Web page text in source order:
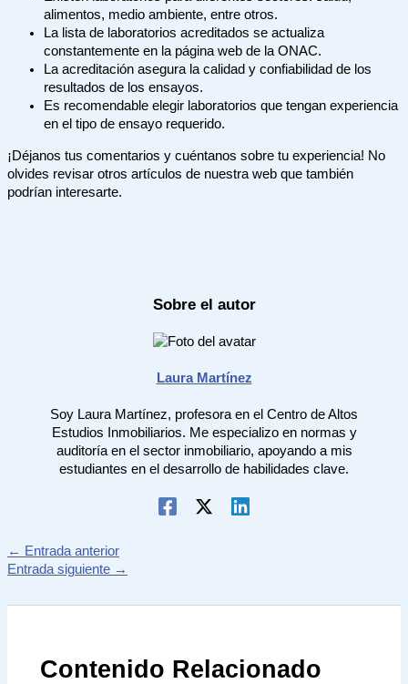
alimentos, medio ambiente, entre otros.
La lista de laboratorios acreditados se actualiza
constantemente en la página web de la ONAC.
La acreditación asegura la calidad y confiabilidad de los
resultados de los ensayos.
Es recomendable elegir laboratorios que tengan experiencia
en el tipo de ensayo requerido.
¡Déjanos tus comentarios y cuéntanos sobre tu experiencia! No
olvides revisar otros artículos de nuestra web que también
podrían interesarte.
Sobre el autor
Laura Martínez
Soy Laura Martínez, profesora en el Centro de Altos
Estudios Inmobiliarios. Me especializo en normas y
auditoría en el sector inmobiliario, apoyando a mis
estudiantes en el desarrollo de habilidades clave.
← Entrada anterior
Entrada siguiente →
Contenido Relacionado